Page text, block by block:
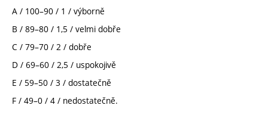
A / 100–90 / 1 / výborně
B / 89–80 / 1,5 / velmi dobře
C / 79–70 / 2 / dobře
D / 69–60 / 2,5 / uspokojivě
E / 59–50 / 3 / dostatečně
F / 49–0 / 4 / nedostatečně.